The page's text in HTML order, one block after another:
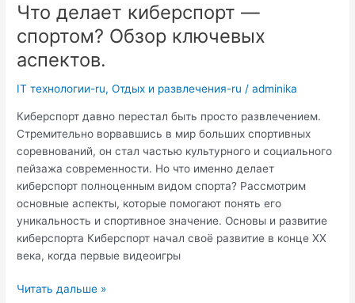
Что делает киберспорт —
спортом? Обзор ключевых
аспектов.
IT технологии-ru,Отдых и развлечения-ru /adminika
Киберспорт давно перестал быть просто развлечением.
Стремительно ворвавшись в мир больших спортивных
соревнований, он стал частью культурного и социального
пейзажа современности. Но что именно делает
киберспорт полноценным видом спорта? Рассмотрим
основные аспекты, которые помогают понять его
уникальность и спортивное значение. Основы и развитие
киберспорта Киберспорт начал своё развитие в конце XX
века, когда первые видеоигры
Что
Читать дальше »